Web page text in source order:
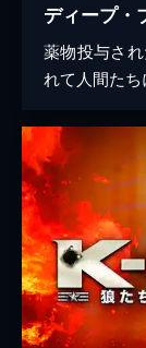
ディープ・
薬物投与さ
れて人間たち